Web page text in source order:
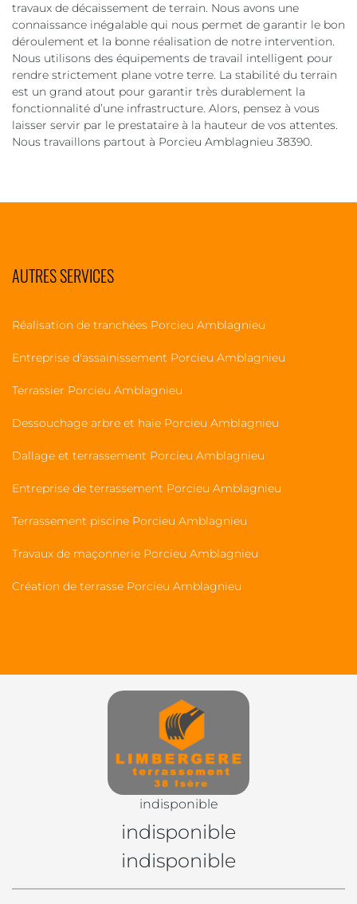
travaux de décaissement de terrain. Nous avons une
connaissance inégalable qui nous permet de garantir le bon
déroulement et la bonne réalisation de notre intervention.
Nous utilisons des équipements de travail intelligent pour
rendre strictement plane votre terre. La stabilité du terrain
est un grand atout pour garantir très durablement la
fonctionnalité d’une infrastructure. Alors, pensez à vous
laisser servir par le prestataire à la hauteur de vos attentes.
Nous travaillons partout à Porcieu Amblagnieu 38390.
AUTRES SERVICES
Réalisation de tranchées Porcieu Amblagnieu
Entreprise d'assainissement Porcieu Amblagnieu
Terrassier Porcieu Amblagnieu
Dessouchage arbre et haie Porcieu Amblagnieu
Dallage et terrassement Porcieu Amblagnieu
Entreprise de terrassement Porcieu Amblagnieu
Terrassement piscine Porcieu Amblagnieu
Travaux de maçonnerie Porcieu Amblagnieu
Création de terrasse Porcieu Amblagnieu
indisponible
indisponible
indisponible